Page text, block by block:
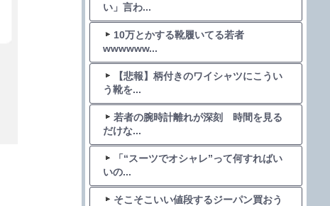
い」言わ...
10万とかする靴履いてる若者
wwwwww...
【悲報】柄付きのワイシャツにこうい
う靴を...
若者の腕時計離れが深刻 時間を見る
だけな...
「“スーツでオシャレ”って何すればい
いの...
そこそこいい値段するジーパン買おう